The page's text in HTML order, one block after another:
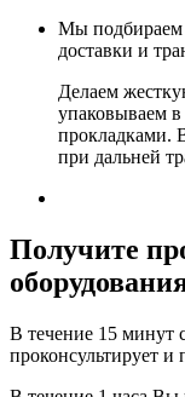
Мы подбираем
доставки и
Делаем
упаковываем
прокладками.
при дальней
Получите
В течение 15 минут
проконсультирует и